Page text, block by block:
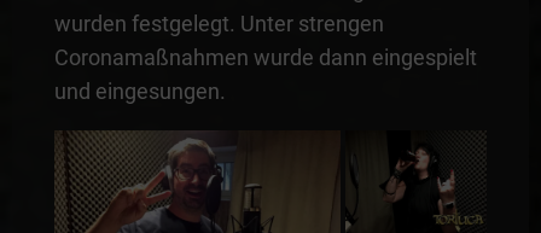
wurden festgelegt. Unter strengen
Coronamaßnahmen wurde dann eingespielt
und eingesungen.